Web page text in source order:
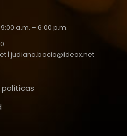
a.m. – 6:00 p.m.
| judiana.bocio@ideox.net
políticas